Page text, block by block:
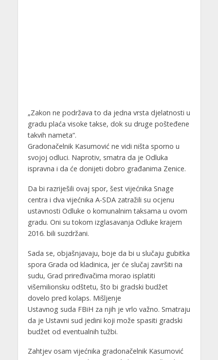
„Zakon ne podržava to da jedna vrsta djelatnosti u
gradu plaća visoke takse, dok su druge pošteđene
takvih nameta“.
Gradonačelnik Kasumović ne vidi ništa sporno u
svojoj odluci. Naprotiv, smatra da je Odluka
ispravna i da će donijeti dobro građanima Zenice.
Da bi razriješili ovaj spor, šest vijećnika Snage
centra i dva vijećnika A-SDA zatražili su ocjenu
ustavnosti Odluke o komunalnim taksama u ovom
gradu. Oni su tokom izglasavanja Odluke krajem
2016. bili suzdržani.
Sada se, objašnjavaju, boje da bi u slučaju gubitka
spora Grada od kladinica, jer će slučaj završiti na
sudu, Grad priređivačima morao isplatiti
višemilionsku odštetu, što bi gradski budžet
dovelo pred kolaps. Mišljenje
Ustavnog suda FBiH za njih je vrlo važno. Smatraju
da je Ustavni sud jedini koji može spasiti gradski
budžet od eventualnih tužbi.
Zahtjev osam vijećnika gradonačelnik Kasumović